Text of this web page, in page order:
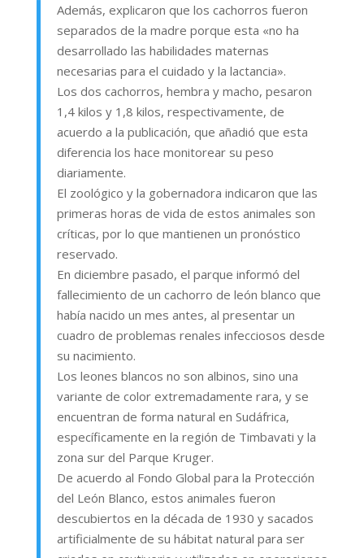
Además, explicaron que los cachorros fueron
separados de la madre porque esta «no ha
desarrollado las habilidades maternas
necesarias para el cuidado y la lactancia».
Los dos cachorros, hembra y macho, pesaron
1,4 kilos y 1,8 kilos, respectivamente, de
acuerdo a la publicación, que añadió que esta
diferencia los hace monitorear su peso
diariamente.
El zoológico y la gobernadora indicaron que las
primeras horas de vida de estos animales son
críticas, por lo que mantienen un pronóstico
reservado.
En diciembre pasado, el parque informó del
fallecimiento de un cachorro de león blanco que
había nacido un mes antes, al presentar un
cuadro de problemas renales infecciosos desde
su nacimiento.
Los leones blancos no son albinos, sino una
variante de color extremadamente rara, y se
encuentran de forma natural en Sudáfrica,
específicamente en la región de Timbavati y la
zona sur del Parque Kruger.
De acuerdo al Fondo Global para la Protección
del León Blanco, estos animales fueron
descubiertos en la década de 1930 y sacados
artificialmente de su hábitat natural para ser